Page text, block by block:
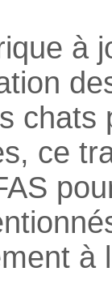
à
chats
ce
à